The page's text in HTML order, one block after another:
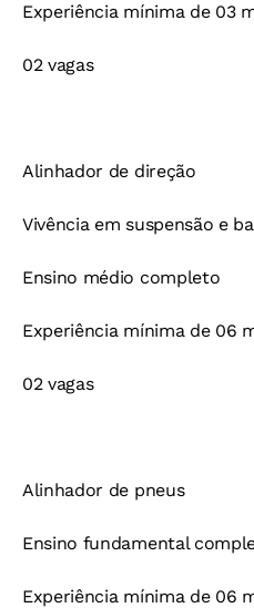
Experiência mínima de 03
02 vagas
Alinhador de direção
Vivência em suspensão e
Ensino médio completo
Experiência mínima de 06
02 vagas
Alinhador de pneus
Ensino fundamental
Experiência mínima de 06